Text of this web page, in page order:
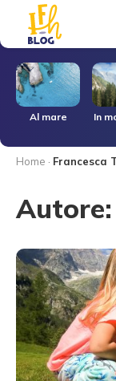
Al mare In
Home · Francesca
Autore: